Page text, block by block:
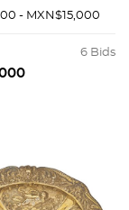
en plata
Peso:
- MXN$15,000
6 Bids